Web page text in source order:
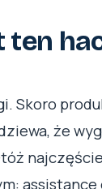
ten
Skoro
że